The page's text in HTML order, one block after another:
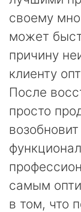
своему
может
причину
клиенту
После
просто
самым
в том, что